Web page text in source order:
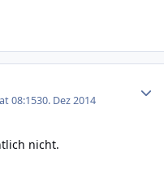
08:1530. Dez 2014
nicht.